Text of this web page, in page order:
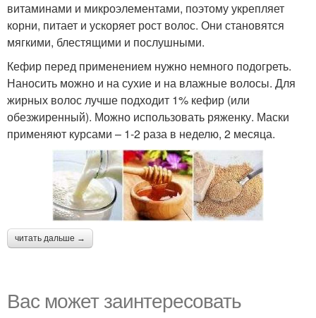
витаминами и микроэлементами, поэтому укрепляет
корни, питает и ускоряет рост волос. Они становятся
мягкими, блестящими и послушными.
Кефир перед применением нужно немного подогреть.
Наносить можно и на сухие и на влажные волосы. Для
жирных волос лучше подходит 1% кефир (или
обезжиренный). Можно использовать ряженку. Маски
применяют курсами – 1-2 раза в неделю, 2 месяца.
читать дальше →
Вас может заинтересовать